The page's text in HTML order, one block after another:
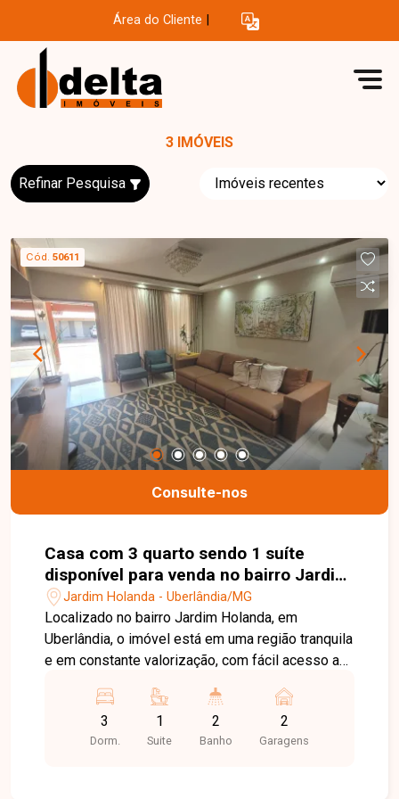
Área do Cliente
3 IMÓVEIS
Refinar Pesquisa
Cód. 50611
Consulte-nos
Casa com 3 quarto sendo 1 suíte
disponível para venda no bairro Jardim
Holanda em Uberlândia-MG
Jardim Holanda - Uberlândia/MG
Localizado no bairro Jardim Holanda, em
Uberlândia, o imóvel está em uma região tranquila
e em constante valorização, com fácil acesso a
comércios, escolas e serviços essenciais,
proporcionando praticidade, segurança e
qualidade de vida para toda a família. A casa em
3
Dorm.
1
Suite
2
Banho
2
Garagens